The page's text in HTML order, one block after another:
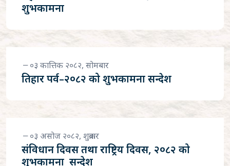
शुभकामना
०३ कात्तिक २०८२, सोमबार
तिहार पर्व–२०८२ को शुभकामना सन्देश
०३ असोज २०८२, शुक्रबार
संविधान दिवस तथा राष्ट्रिय दिवस, २०८२ को
शुभकामना सन्देश